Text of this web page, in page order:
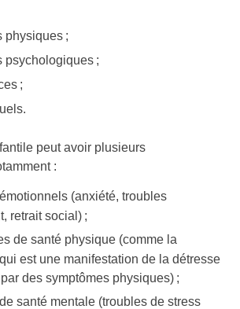
physiques ;
psychologiques ;
;
peut avoir plusieurs
:
(anxiété, troubles
retrait social) ;
de santé physique (comme la
est une manifestation de la détresse
des symptômes physiques) ;
santé mentale (troubles de stress